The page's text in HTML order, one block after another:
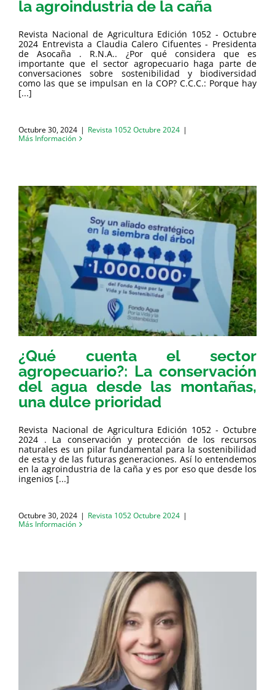
la agroindustria de la caña
Revista Nacional de Agricultura Edición 1052 - Octubre
2024 Entrevista a Claudia Calero Cifuentes - Presidenta
de Asocaña . R.N.A.. ¿Por qué considera que es
importante que el sector agropecuario haga parte de
conversaciones sobre sostenibilidad y biodiversidad
como las que se impulsan en la COP? C.C.C.: Porque hay
[...]
Octubre 30, 2024 | Revista 1052 Octubre 2024 |
Más Información
¿Qué cuenta el sector
agropecuario?: La conservación
del agua desde las montañas,
una dulce prioridad
Revista Nacional de Agricultura Edición 1052 - Octubre
2024 . La conservación y protección de los recursos
naturales es un pilar fundamental para la sostenibilidad
de esta y de las futuras generaciones. Así lo entendemos
en la agroindustria de la caña y es por eso que desde los
ingenios [...]
Octubre 30, 2024 | Revista 1052 Octubre 2024 |
Más Información